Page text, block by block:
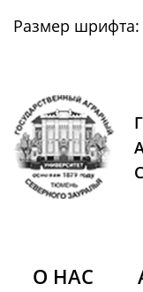
Размер шрифта:
О НАС